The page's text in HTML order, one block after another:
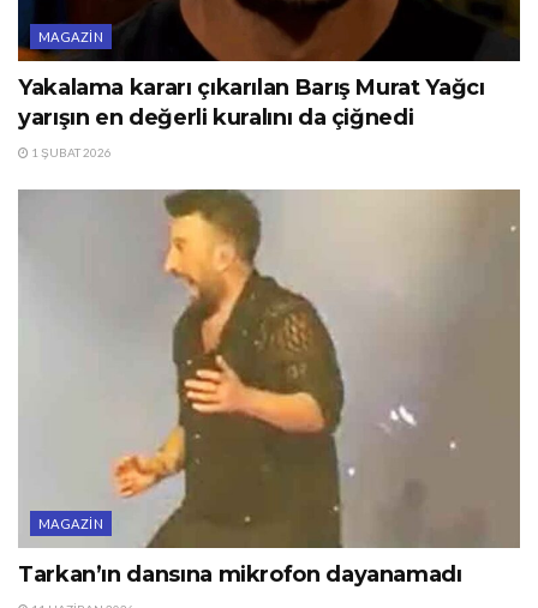
MAGAZIN
Yakalama kararı çıkarılan Barış Murat Yağcı
yarışın en değerli kuralını da çiğnedi
1 ŞUBAT 2026
MAGAZIN
Tarkan’ın dansına mikrofon dayanamadı